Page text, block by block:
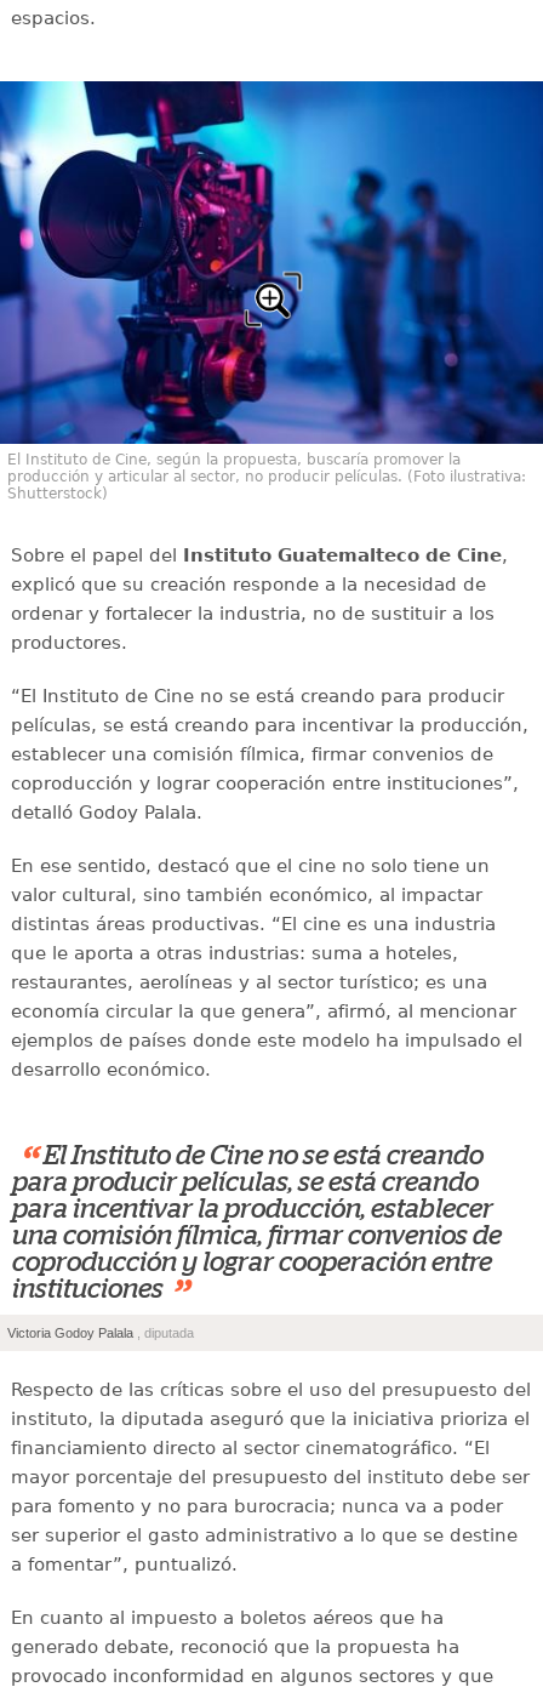
espacios.
El Instituto de Cine, según la propuesta, buscaría promover la
producción y articular al sector, no producir películas. (Foto ilustrativa:
Shutterstock)
Sobre el papel del Instituto Guatemalteco de Cine,
explicó que su creación responde a la necesidad de
ordenar y fortalecer la industria, no de sustituir a los
productores.
“El Instituto de Cine no se está creando para producir
películas, se está creando para incentivar la producción,
establecer una comisión fílmica, firmar convenios de
coproducción y lograr cooperación entre instituciones”,
detalló Godoy Palala.
En ese sentido, destacó que el cine no solo tiene un
valor cultural, sino también económico, al impactar
distintas áreas productivas. “El cine es una industria
que le aporta a otras industrias: suma a hoteles,
restaurantes, aerolíneas y al sector turístico; es una
economía circular la que genera”, afirmó, al mencionar
ejemplos de países donde este modelo ha impulsado el
desarrollo económico.
“ El Instituto de Cine no se está creando
para producir películas, se está creando
para incentivar la producción, establecer
una comisión fílmica, firmar convenios de
coproducción y lograr cooperación entre
instituciones ”
Victoria Godoy Palala , diputada
Respecto de las críticas sobre el uso del presupuesto del
instituto, la diputada aseguró que la iniciativa prioriza el
financiamiento directo al sector cinematográfico. “El
mayor porcentaje del presupuesto del instituto debe ser
para fomento y no para burocracia; nunca va a poder
ser superior el gasto administrativo a lo que se destine
a fomentar”, puntualizó.
En cuanto al impuesto a boletos aéreos que ha
generado debate, reconoció que la propuesta ha
provocado inconformidad en algunos sectores y que